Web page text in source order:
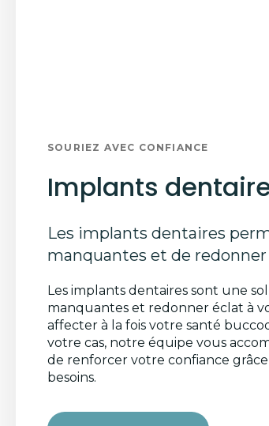
SOURIEZ AVEC CONFIANCE
Implants
Les implants dentaires
manquantes et de
Les implants dentaires sont une
manquantes et redonner éclat à
affecter à la fois votre santé
votre cas, notre équipe vous
de renforcer votre confiance
besoins.